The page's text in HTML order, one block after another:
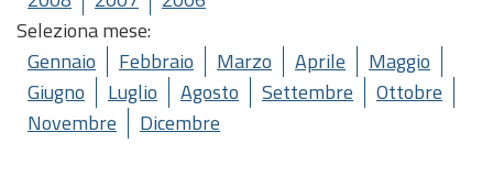
Seleziona mese:
Gennaio
Febbraio Marzo Aprile
Maggio
Giugno
Luglio Agosto Settembre
Ottobre
Novembre
Dicembre